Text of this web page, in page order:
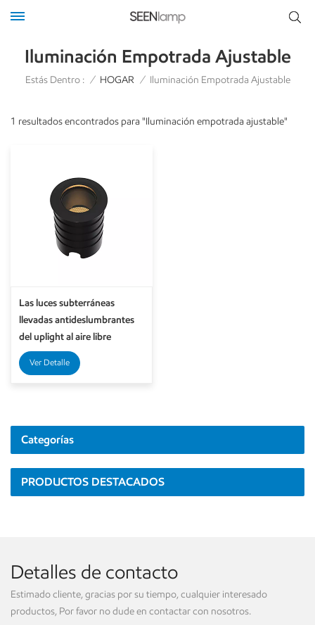
Iluminación Empotrada Ajustable
Estás Dentro : / HOGAR / Iluminación Empotrada Ajustable
1 resultados encontrados para "Iluminación empotrada ajustable"
Las luces subterráneas
llevadas antideslumbrantes
del uplight al aire libre
ajustable IP66 ahuecaron las
luces de la cubierta
Ver Detalle
Categorías
PRODUCTOS DESTACADOS
Detalles de contacto
Estimado cliente, gracias por su tiempo, cualquier interesado
productos, Por favor no dude en contactar con nosotros.